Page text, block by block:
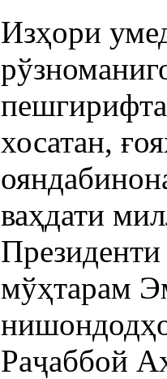
Изҳори
хосатан,
ваҳдати
мўҳтарам
Раҷаббой